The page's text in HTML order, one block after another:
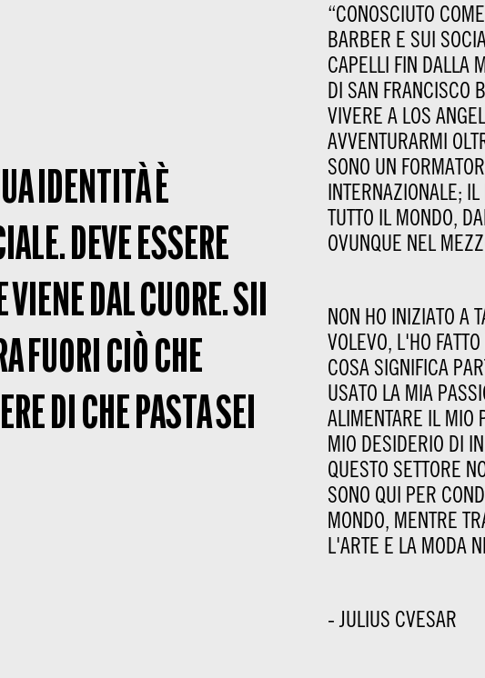
IDENTITÀ È
DEVE ESSERE
VIENE DAL CUORE. SII
FUORI CIÒ CHE
DI CHE PASTA SEI
“CONOSCIUTO
BARBER E SUI
CAPELLI FIN DALLA
DI SAN FRANCISCO
VIVERE A LOS
AVVENTURARMI
SONO UN
INTERNAZIONALE;
TUTTO IL MONDO,
OVUNQUE NEL
NON HO INIZIATO A
VOLEVO, L'HO
COSA SIGNIFICA
USATO LA MIA
ALIMENTARE IL MIO
MIO DESIDERIO DI
QUESTO SETTORE
SONO QUI PER
MONDO, MENTRE
L'ARTE E LA MODA
- JULIUS CVESAR